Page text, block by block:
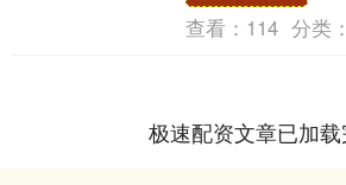
查看： 114 分类：
极速配资文章已加